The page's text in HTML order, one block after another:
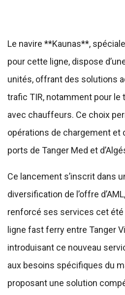
Le navire **Kaunas**,
pour cette ligne, dispose
unités, offrant des solutions
trafic TIR, notamment pour le
avec chauffeurs. Ce choix
opérations de chargement et
ports de Tanger Med et
Ce lancement s’inscrit dans
diversification de l’offre
renforcé ses services cet été
ligne fast ferry entre Tanger
introduisant ce nouveau
aux besoins spécifiques du
proposant une solution